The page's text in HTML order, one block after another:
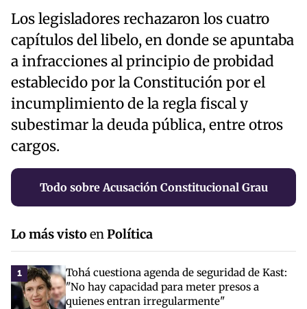
Los legisladores rechazaron los cuatro
capítulos del libelo, en donde se apuntaba
a infracciones al principio de probidad
establecido por la Constitución por el
incumplimiento de la regla fiscal y
subestimar la deuda pública, entre otros
cargos.
Todo sobre Acusación Constitucional Grau
Lo más vistoenPolítica
1
Tohá cuestiona agenda de seguridad de Kast:
"No hay capacidad para meter presos a
quienes entran irregularmente"